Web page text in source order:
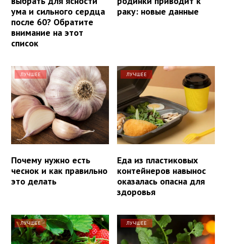
ума и сильного сердца
после 60? Обратите
внимание на этот
список
раку: новые данные
ЛУЧШЕЕ
Почему нужно есть
чеснок и как правильно
это делать
ЛУЧШЕЕ
Еда из пластиковых
контейнеров навынос
оказалась опасна для
здоровья
ЛУЧШЕЕ ЛУЧШЕЕ